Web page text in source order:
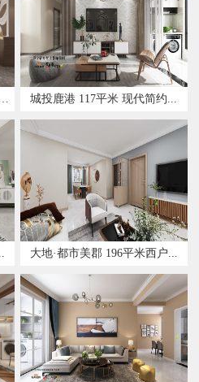
城投鹿港 117平米 现代简约...
大地·都市美郡 196平米西户...